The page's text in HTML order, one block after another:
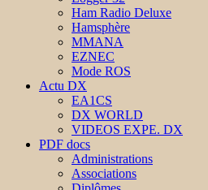
Ham Radio Deluxe
Hamsphère
MMANA
EZNEC
Mode ROS
Actu DX
EA1CS
DX WORLD
VIDEOS EXPE. DX
PDF docs
Administrations
Associations